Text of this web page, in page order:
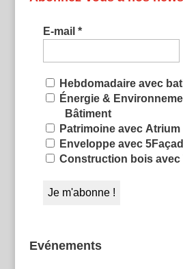
E-mail *
Hebdomadaire avec
Énergie &
Bâtiment
Patrimoine avec Atrium
Enveloppe avec
Construction bois avec
Evénements